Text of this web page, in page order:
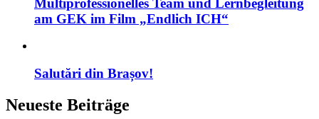
am GEK im Film „Endlich ICH“
Salutări din Brașov!
Neueste Beiträge